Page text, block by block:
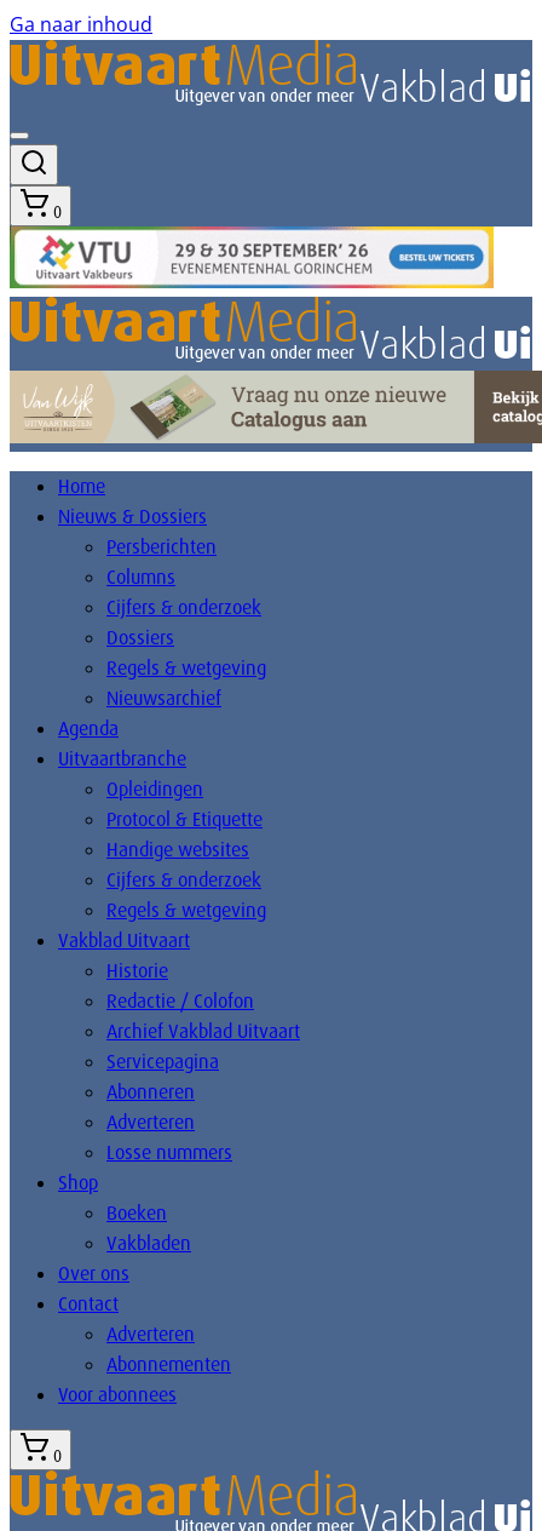
Ga naar inhoud
0
Home
Nieuws & Dossiers
Persberichten
Columns
Cijfers & onderzoek
Dossiers
Regels & wetgeving
Nieuwsarchief
Agenda
Uitvaartbranche
Opleidingen
Protocol & Etiquette
Handige websites
Cijfers & onderzoek
Regels & wetgeving
Vakblad Uitvaart
Historie
Redactie / Colofon
Archief Vakblad Uitvaart
Servicepagina
Abonneren
Adverteren
Losse nummers
Shop
Boeken
Vakbladen
Over ons
Contact
Adverteren
Abonnementen
Voor abonnees
0